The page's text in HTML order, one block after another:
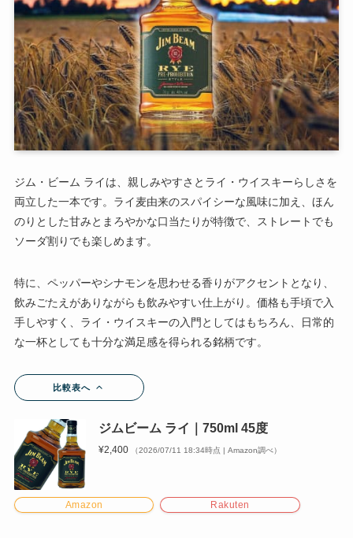
ジム・ビーム ライは、親しみやすさとライ・ウイスキーらしさを
両立した一本です。ライ麦由来のスパイシーな風味に加え、ほん
のりとした甘みとまろやかな口当たりが特徴で、ストレートでも
ソーダ割りでも楽しめます。
特に、ペッパーやシナモンを思わせる香りがアクセントとなり、
飲みごたえがありながらも飲みやすい仕上がり。価格も手頃で入
手しやすく、ライ・ウイスキーの入門としてはもちろん、日常的
な一杯としても十分な満足感を得られる銘柄です。
比較表へ
ジムビーム ライ｜750ml 45度
¥2,400 （2026/07/11 18:34時点 | Amazon調べ）
Amazon Rakuten